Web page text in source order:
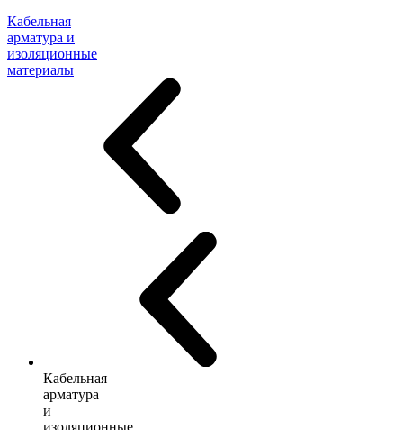
Кабельная
арматура и
изоляционные
материалы
Кабельная
арматура
и